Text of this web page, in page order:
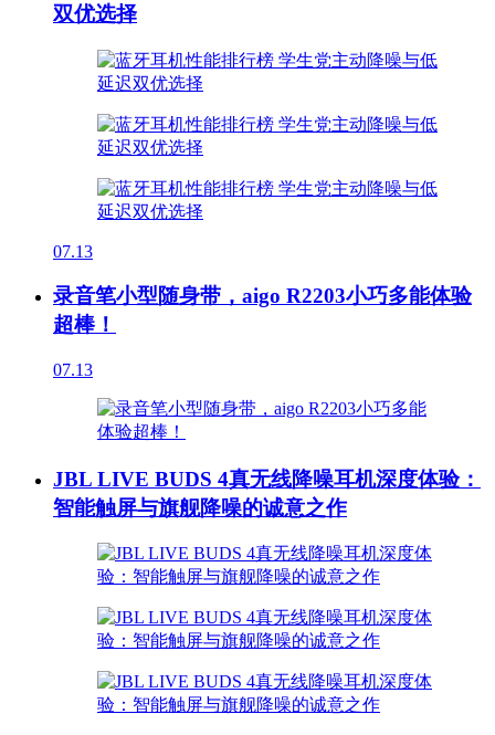
双优选择
07.13
录音笔小型随身带，aigo R2203小巧多能体验
超棒！
07.13
JBL LIVE BUDS 4真无线降噪耳机深度体验：
智能触屏与旗舰降噪的诚意之作